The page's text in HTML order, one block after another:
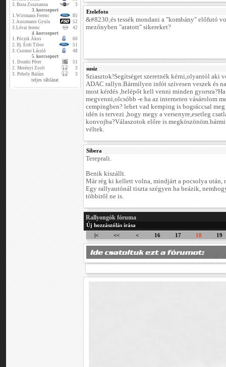
3. Buza Zsuzsanna
3
3. korcsoport
1.Wirtmann Ferenc
85
2.Auszmann Gyula
52
3.Lévai ferenc
42
4. korcsoport
1. Póczik Ákos
60
2. Ifj. Érdi Tibor
51
3. Csomor László
48
5. korcsoport
1. Dombi Péter
51
2. Merényi Zsolt
3
3. Pehely Balázs 3
teljes táblázat
Etelefoto
&#8230;és tessék mondani a "kombány" előfutó
mezőnyben "aratott" sikereket?
susiz
Sziasztok!Segítséget szeretnék kérni,olyantól aki
ADAC rallyn.Bármilyen infót szívesen veszek és
most kérdés ,belépőt kell venni minden
megvenni,olcsóbb -e ha az interneten vásárolom
cempingben? lehet vad kemping is bográccsal
idén is tervezi ,hogy megy a versenyre,esetleg
konvojba?Válaszotok előre is
véltek.
Sibera
Tereprali.
Benik kiszállt.
Már rég ki kellett volna, mindjárt a pocsolya után,
Egy rallyautónál tiszta szégyen ha beázik,
többiről ne is.
Rallyongók fóruma
Új hozzászólás írása
|<
<< < 16 17 18 19